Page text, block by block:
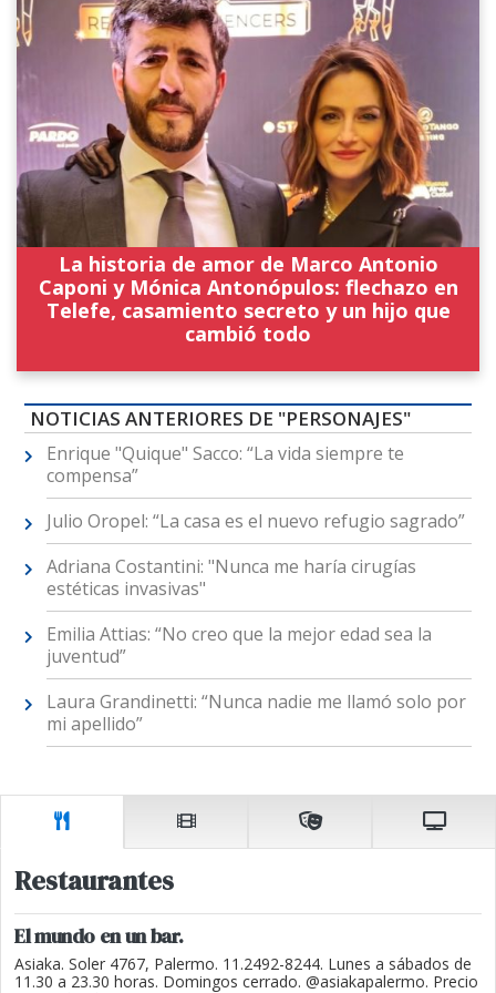
La historia de amor de Marco Antonio
Caponi y Mónica Antonópulos: flechazo en
Telefe, casamiento secreto y un hijo que
cambió todo
NOTICIAS ANTERIORES DE "PERSONAJES"
Enrique "Quique" Sacco: “La vida siempre te
compensa”
Julio Oropel: “La casa es el nuevo refugio sagrado”
Adriana Costantini: "Nunca me haría cirugías
estéticas invasivas"
Emilia Attias: “No creo que la mejor edad sea la
juventud”
Laura Grandinetti: “Nunca nadie me llamó solo por
mi apellido”
Restaurantes
El mundo en un bar.
Asiaka. Soler 4767, Palermo. 11.2492-8244. Lunes a sábados de
11.30 a 23.30 horas. Domingos cerrado. @asiakapalermo. Precio